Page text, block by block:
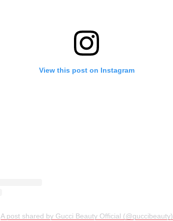
View this post on Instagram
A post shared by Gucci Beauty Official (@guccibeauty)